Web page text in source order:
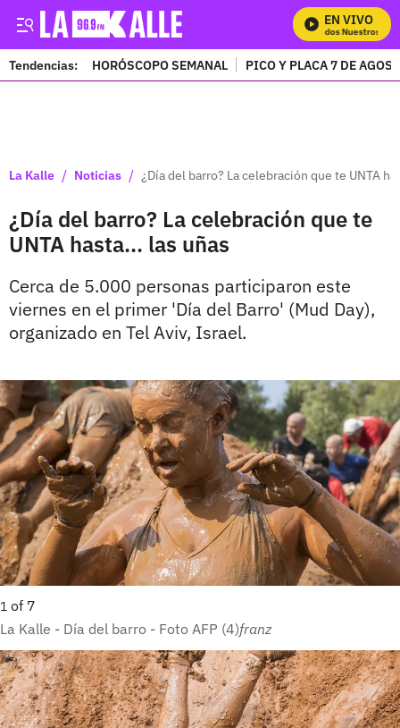
EN VIVO
Mira Todos Nuestros
Tendencias: HORÓSCOPO SEMANAL PICO Y PLACA 7 DE
La Kalle / Noticias / ¿Día del barro? La celebración que te UNTA
¿Día del barro? La celebración que te
UNTA hasta... las uñas
Cerca de 5.000 personas participaron este
viernes en el primer 'Día del Barro' (Mud Day),
organizado en Tel Aviv, Israel.
1 of 7
La Kalle - Día del barro - Foto AFP (4)franz